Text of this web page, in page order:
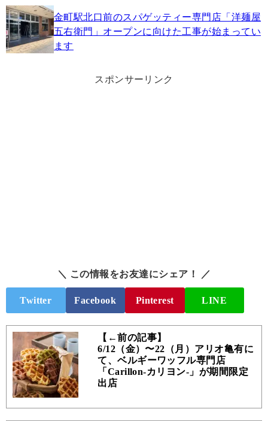
金町駅北口前のスパゲッティー専門店「洋麺屋
五右衛門」オープンに向けた工事が始まってい
ます
スポンサーリンク
＼ この情報をお友達にシェア！ ／
Twitter Facebook Pinterest LINE
【←前の記事】
6/12（金）〜22（月）アリオ亀有に
て、ベルギーワッフル専門店
「Carillon-カリヨン-」が期間限定
出店